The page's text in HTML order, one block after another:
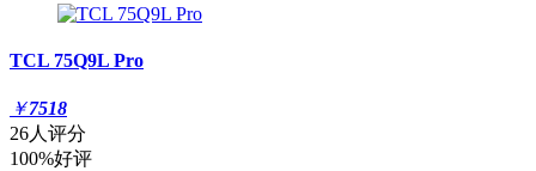
TCL 75Q9L Pro
￥7518
26人评分
100%好评